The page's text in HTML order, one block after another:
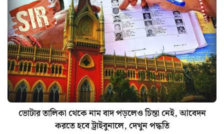
ভোটার তালিকা থেকে নাম বাদ পড়লেও চিন্তা নেই, আবেদন
করতে হবে ট্রাইবুনালে, দেখুন পদ্ধতি